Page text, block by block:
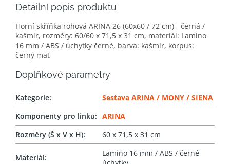
Detailní popis produktu
Horní skříňka rohová ARINA 26 (60x60 / 72 cm) - černá /
kašmír, rozměry: 60/60 x 71,5 x 31 cm, materiál: Lamino
16 mm / ABS / úchytky černé, barva: kašmír, korpus:
černý mat
Doplňkové parametry
Kategorie:
Sestava ARINA / MONY / SIENA
Komponenty pro linku: ARINA
Rozměry (Š x V x H): 60 x 71,5 x 31 cm
Materiál:
Lamino 16 mm / ABS / černé